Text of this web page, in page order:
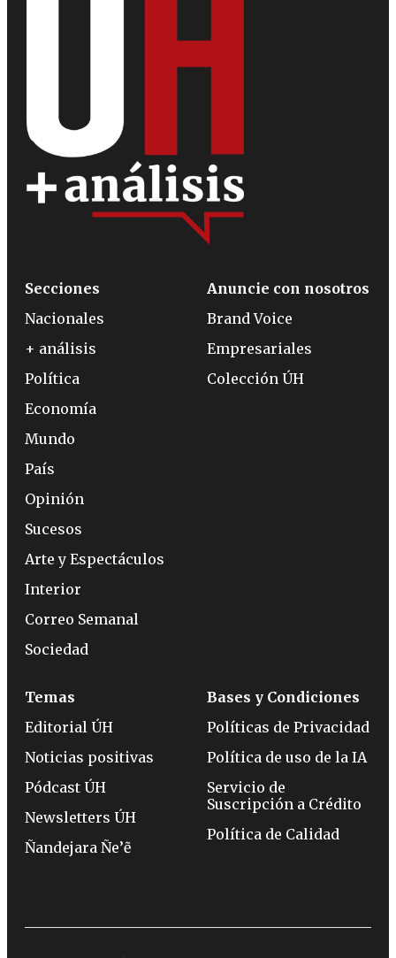
Secciones
Nacionales
+ análisis
Política
Economía
Mundo
País
Opinión
Sucesos
Arte y Espectáculos
Interior
Correo Semanal
Sociedad
Anuncie con nosotros
Brand Voice
Empresariales
Colección ÚH
Temas
Editorial ÚH
Noticias positivas
Pódcast ÚH
Newsletters ÚH
Ñandejara Ñe’ẽ
Bases y Condiciones
Políticas de Privacidad
Política de uso de la IA
Servicio de
Suscripción a Crédito
Política de Calidad